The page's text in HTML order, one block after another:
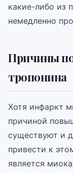
какие-либо из
немедленно
Причины
тропонина
Хотя инфаркт
причиной
существуют и
привести к
является